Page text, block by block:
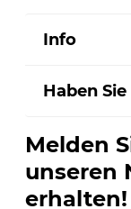
Info
Haben
Melden
unseren
erhalten!